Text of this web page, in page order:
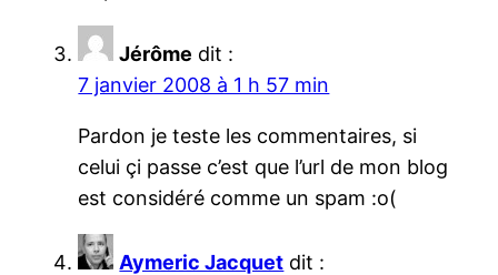
Jérôme dit :
7 janvier 2008 à 1 h 57 min
Pardon je teste les commentaires, si
celui çi passe c’est que l’url de mon blog
est considéré comme un spam :o(
Aymeric Jacquet dit :